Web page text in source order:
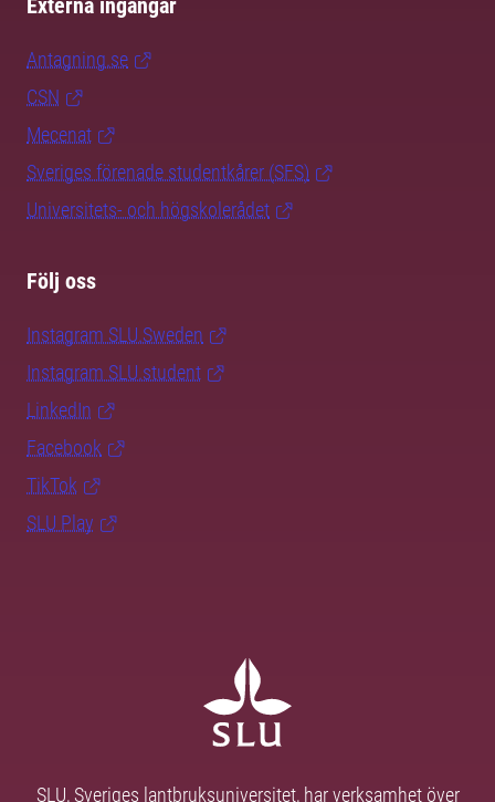
Externa ingångar
Antagning.se
CSN
Mecenat
Sveriges förenade studentkårer (SFS)
Universitets- och högskolerådet
Följ oss
Instagram SLU.Sweden
Instagram SLU.student
LinkedIn
Facebook
TikTok
SLU Play
SLU, Sveriges lantbruksuniversitet, har verksamhet över